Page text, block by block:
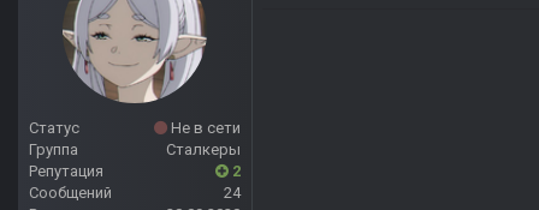
Статус
Не в сети
Группа
Сталкеры
Репутация
2
Сообщений
24